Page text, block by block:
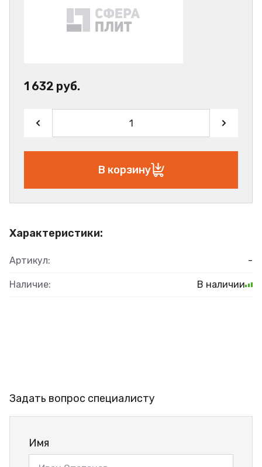
Характеристики:
Артикул: -
Наличие: В наличии
1 632 руб.
В корзину
Задать вопрос специалисту
Имя